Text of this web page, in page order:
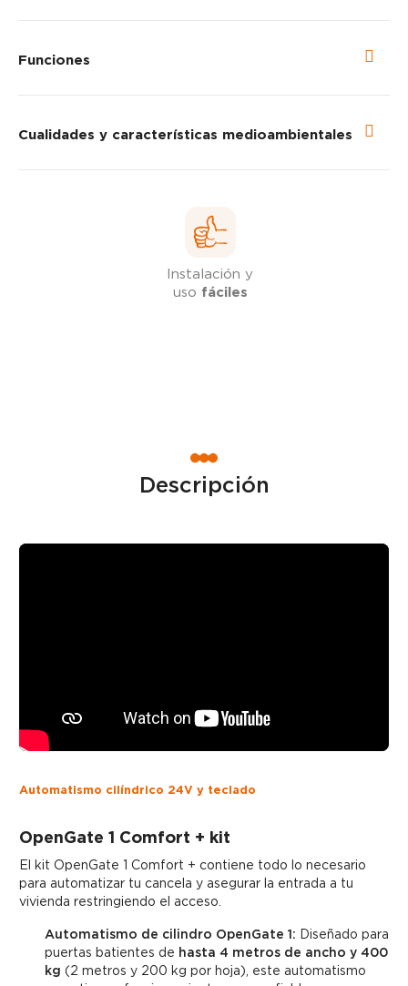
Funciones
Cualidades y características medioambientales
Instalación y
uso fáciles
Descripción
Automatismo cilíndrico 24V y teclado
OpenGate 1 Comfort + kit
El kit OpenGate 1 Comfort + contiene todo lo necesario
para automatizar tu cancela y asegurar la entrada a tu
vivienda restringiendo el acceso.
Automatismo de cilindro OpenGate 1: Diseñado para
puertas batientes de hasta 4 metros de ancho y 400
kg (2 metros y 200 kg por hoja), este automatismo